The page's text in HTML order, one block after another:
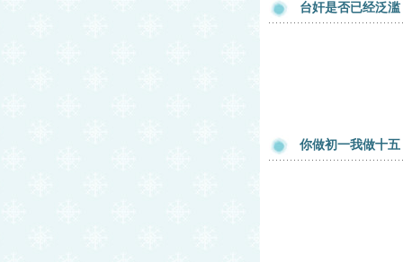
台奸是否已经泛滥
你做初一我做十五